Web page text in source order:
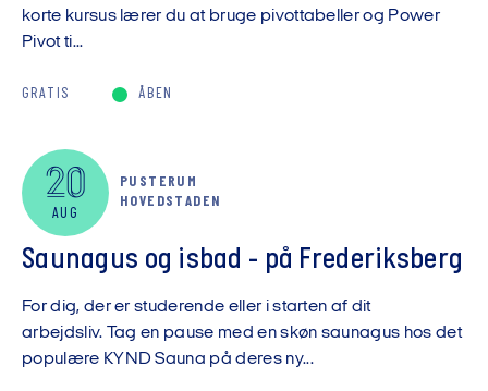
korte kursus lærer du at bruge pivottabeller og Power
Pivot ti...
GRATIS ÅBEN
20
AUG
PUSTERUM
HOVEDSTADEN
Saunagus og isbad - på Frederiksberg
For dig, der er studerende eller i starten af dit
arbejdsliv. Tag en pause med en skøn saunagus hos det
populære KYND Sauna på deres ny...